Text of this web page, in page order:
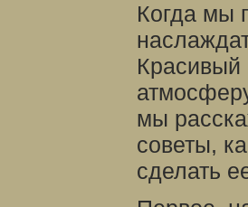
Когда мы
Красивый
мы
советы,
сделать